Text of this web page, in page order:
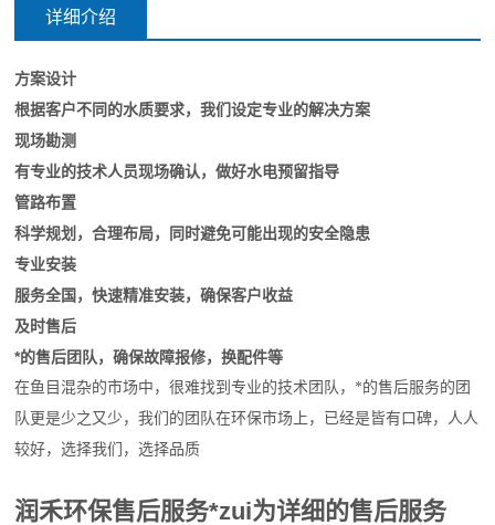
详细介绍
方案设计
根据客户不同的水质要求，我们设定专业的解决方案
现场勘测
有专业的技术人员现场确认，做好水电预留指导
管路布置
科学规划，合理布局，同时避免可能出现的安全隐患
专业安装
服务全国，快速精准安装，确保客户收益
及时售后
*的售后团队，确保故障报修，换配件等
在鱼目混杂的市场中，很难找到专业的技术团队，*的售后服务的团
队更是少之又少，我们的团队在环保市场上，已经是皆有口碑，人人
较好，选择我们，选择品质
润禾环保售后服务*zui为详细的售后服务